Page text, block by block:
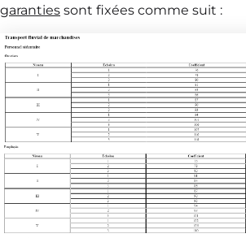
garanties sont fixées comme suit :